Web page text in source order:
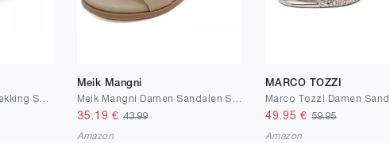
Meik Mangni
35.19 € 43.99
Amazon
MARCO TOZZI
49.95 €59.95
Amazon